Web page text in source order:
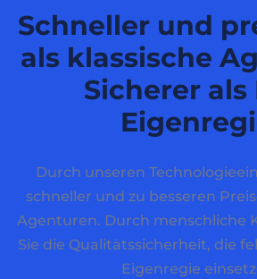
Schneller und
als klassische
Sicherer als
Durch unseren
schneller und zu besseren
Agenturen. Durch menschliche
Sie die Qualitätssicherheit, die
Eigenregie